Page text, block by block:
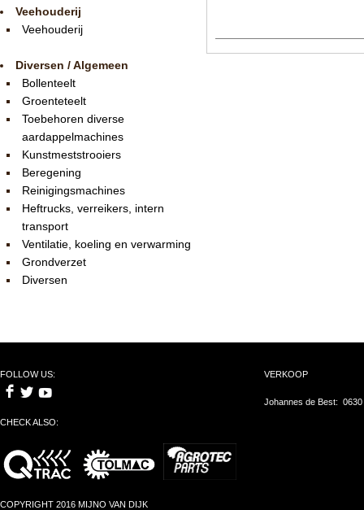
Veehouderij
Veehouderij
Diversen / Algemeen
Bollenteelt
Groenteteelt
Toebehoren diverse
aardappelmachines
Kunstmeststrooiers
Beregening
Reinigingsmachines
Heftrucks, verreikers, intern
transport
Ventilatie, koeling en verwarming
Grondverzet
Diversen
FOLLOW US:
CHECK ALSO:
COPYRIGHT 2016 MIJNO VAN DIJK
VERKOOP
Johannes de Best: 0630